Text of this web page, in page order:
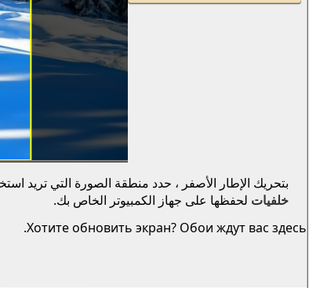
بتحريك الإطار الأصفر ، حدد منطقة الصورة التي تريد
خلفيات لحفظها على جهاز الكمبيوتر الخاص بك.
Хотите обновить экран? Обои ждут вас здесь.